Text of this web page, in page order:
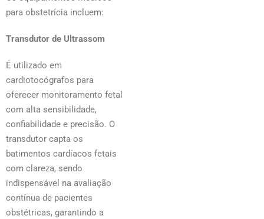
para obstetrícia incluem:
Transdutor de Ultrassom
É utilizado em
cardiotocógrafos para
oferecer monitoramento fetal
com alta sensibilidade,
confiabilidade e precisão. O
transdutor capta os
batimentos cardíacos fetais
com clareza, sendo
indispensável na avaliação
contínua de pacientes
obstétricas, garantindo a